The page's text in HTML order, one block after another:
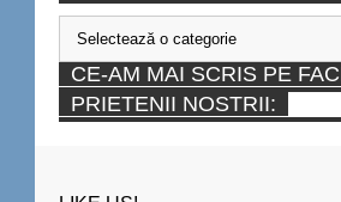
Categorii
CE-AM MAI SCRIS PE
PRIETENII NOSTRII: